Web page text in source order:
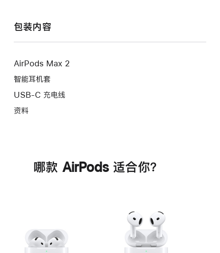
包装内容
AirPods Max 2
智能耳机套
USB-C 充电线
资料
哪款 AirPods 适合你？